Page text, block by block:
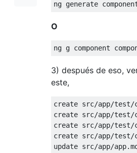
O
3) después de eso,
este,
create src/app/test/
create src/app/test/
create src/app/test/
create src/app/test/